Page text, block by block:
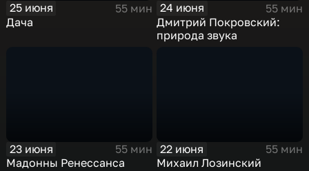
25 июня
55 мин
Дача
24 июня
55 мин
Дмитрий Покровский:
природа звука
23 июня
55 мин
Мадонны Ренессанса
22 июня
55 мин
Михаил Лозинский